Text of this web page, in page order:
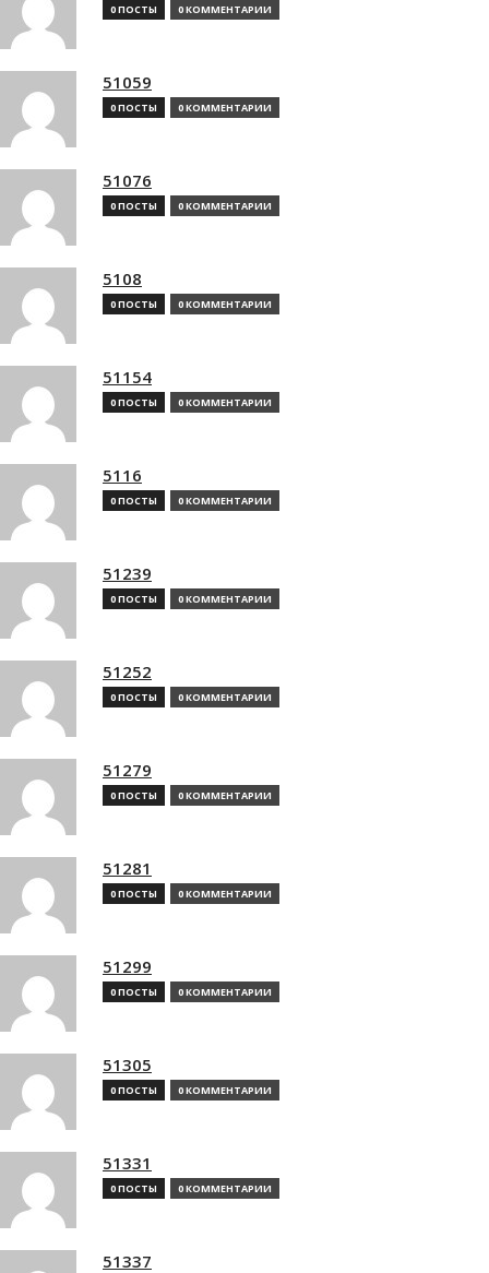
0 ПОСТЫ 0 КОММЕНТАРИИ
51059
0 ПОСТЫ 0 КОММЕНТАРИИ
51076
0 ПОСТЫ 0 КОММЕНТАРИИ
5108
0 ПОСТЫ 0 КОММЕНТАРИИ
51154
0 ПОСТЫ 0 КОММЕНТАРИИ
5116
0 ПОСТЫ 0 КОММЕНТАРИИ
51239
0 ПОСТЫ 0 КОММЕНТАРИИ
51252
0 ПОСТЫ 0 КОММЕНТАРИИ
51279
0 ПОСТЫ 0 КОММЕНТАРИИ
51281
0 ПОСТЫ 0 КОММЕНТАРИИ
51299
0 ПОСТЫ 0 КОММЕНТАРИИ
51305
0 ПОСТЫ 0 КОММЕНТАРИИ
51331
0 ПОСТЫ 0 КОММЕНТАРИИ
51337